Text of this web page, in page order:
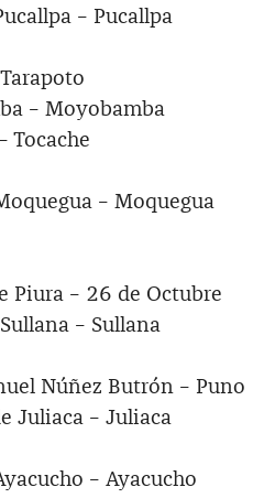
– Pucallpa
– Moyobamba
Tocache
– Moquegua
Piura – 26 de Octubre
– Sullana
Núñez Butrón – Puno
Juliaca – Juliaca
– Ayacucho